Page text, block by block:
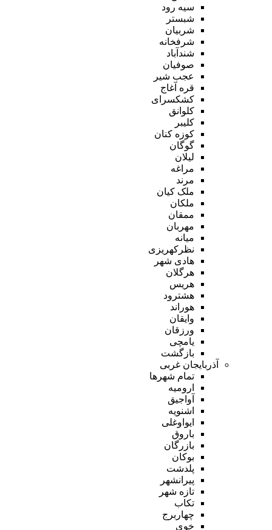
سیه رود
شبستر
شربیان
شرفخانه
شندآباد
صوفیان
عجب شیر
قره آغاج
کشکسرای
کلوانق
کلیبر
کوزه کنان
گوگان
لیلان
مراغه
مرند
ملک کیان
ملکان
ممقان
مهربان
میانه
نظرکهریزی
هادی شهر
هرگلان
هریس
هشترود
هوراند
وایقان
ورزقان
یامچی
بازگشت
آذربایجان غربی
تمام شهر‌ها
ارومیه
آواجیق
اشنویه
ایواوغلی
باروق
بازرگان
بوکان
پلدشت
پیرانشهر
تازه شهر
تکاب
چهاربرج
خوی